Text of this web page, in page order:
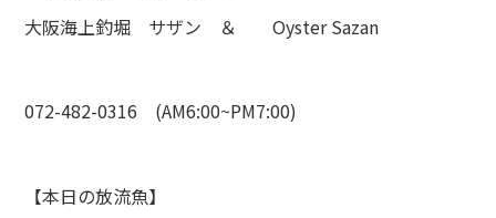
大阪海上釣堀 サザン ＆ Oyster Sazan
072-482-0316 (AM6:00~PM7:00)
【本日の放流魚】